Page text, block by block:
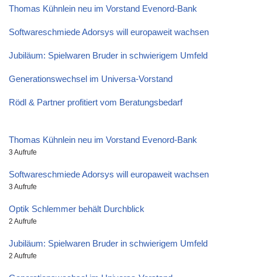
Thomas Kühnlein neu im Vorstand Evenord-Bank
Softwareschmiede Adorsys will europaweit wachsen
Jubiläum: Spielwaren Bruder in schwierigem Umfeld
Generationswechsel im Universa-Vorstand
Rödl & Partner profitiert vom Beratungsbedarf
Thomas Kühnlein neu im Vorstand Evenord-Bank
3 Aufrufe
Softwareschmiede Adorsys will europaweit wachsen
3 Aufrufe
Optik Schlemmer behält Durchblick
2 Aufrufe
Jubiläum: Spielwaren Bruder in schwierigem Umfeld
2 Aufrufe